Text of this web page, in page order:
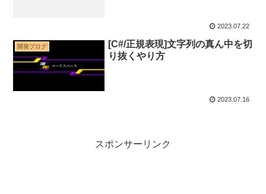
2023.07.22
開発ブログ
[C#/正規表現]文字列の真ん中を切
り抜くやり方
2023.07.16
スポンサーリンク